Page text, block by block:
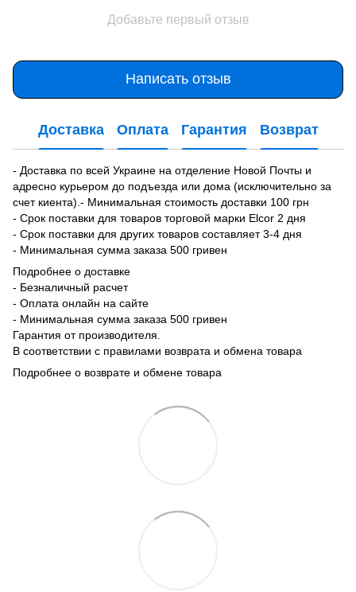
Добавьте первый отзыв
Написать отзыв
Доставка Оплата Гарантия Возврат
- Доставка по всей Украине на отделение Новой Почты и
адресно курьером до подъезда или дома (исключительно за
счет киента).- Минимальная стоимость доставки 100 грн
- Срок поставки для товаров торговой марки Elcor 2 дня
- Срок поставки для других товаров составляет 3-4 дня
- Минимальная сумма заказа 500 гривен
Подробнее о доставке
- Безналичный расчет
- Оплата онлайн на сайте
- Минимальная сумма заказа 500 гривен
Гарантия от производителя.
В соответствии с правилами возврата и обмена товара
Подробнее о возврате и обмене товара